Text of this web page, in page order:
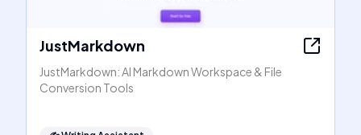
JustMarkdown
JustMarkdown: AI Markdown Workspace & File
Conversion Tools